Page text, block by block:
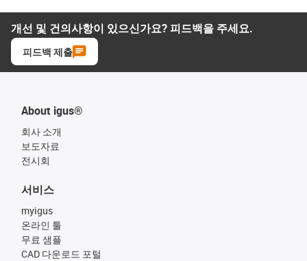
개선 및 건의사항이 있으신가요? 피드백을 주세요.
피드백 제출
About igus®
회사 소개
보도자료
전시회
서비스
myigus
온라인 툴
무료 샘플
CAD 다운로드 포털